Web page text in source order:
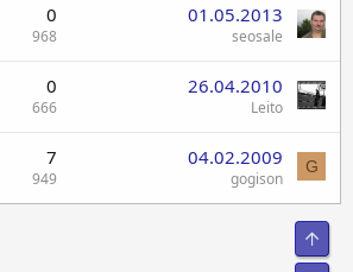
0
968
01.05.2013
seosale
0
666
26.04.2010
Leito
7
949
04.02.2009
gogison
G